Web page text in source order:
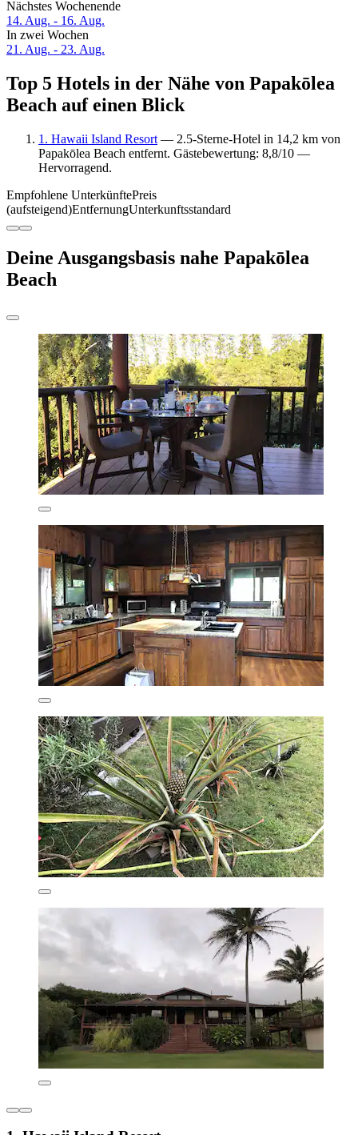
Nächstes Wochenende
14. Aug. - 16. Aug.
In zwei Wochen
21. Aug. - 23. Aug.
Top 5 Hotels in der Nähe von Papakōlea
Beach auf einen Blick
1. Hawaii Island Resort — 2.5-Sterne-Hotel in 14,2 km von
Papakōlea Beach entfernt. Gästebewertung: 8,8/10 —
Hervorragend.
Empfohlene UnterkünftePreis
(aufsteigend)EntfernungUnterkunftsstandard
Deine Ausgangsbasis nahe Papakōlea
Beach